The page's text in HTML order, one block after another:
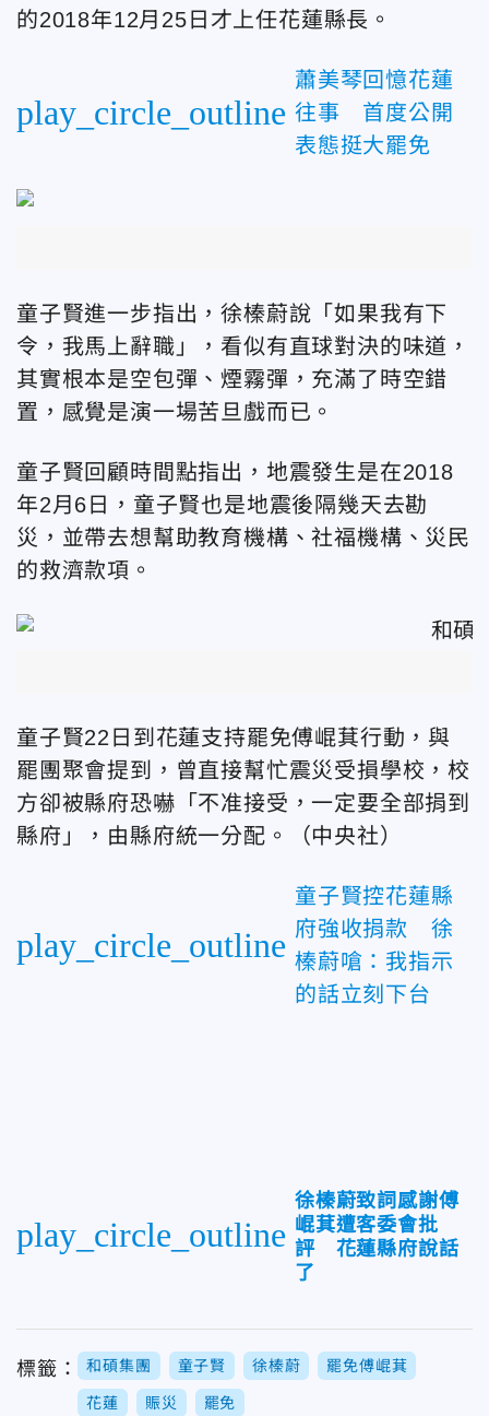
的2018年12月25日才上任花蓮縣長。
play_circle_outline
蕭美琴回憶花蓮
往事 首度公開
表態挺大罷免
童子賢進一步指出，徐榛蔚說「如果我有下
令，我馬上辭職」，看似有直球對決的味道，
其實根本是空包彈、煙霧彈，充滿了時空錯
置，感覺是演一場苦旦戲而已。
童子賢回顧時間點指出，地震發生是在2018
年2月6日，童子賢也是地震後隔幾天去勘
災，並帶去想幫助教育機構、社福機構、災民
的救濟款項。
童子賢22日到花蓮支持罷免傅崐萁行動，與
罷團聚會提到，曾直接幫忙震災受損學校，校
方卻被縣府恐嚇「不准接受，一定要全部捐到
縣府」，由縣府統一分配。（中央社）
play_circle_outline
童子賢控花蓮縣
府強收捐款 徐
榛蔚嗆：我指示
的話立刻下台
play_circle_outline
徐榛蔚致詞感謝傅
崐萁遭客委會批
評 花蓮縣府說話
了
標籤： 和碩集團 童子賢 徐榛蔚 罷免傅崐萁
花蓮 賑災 罷免